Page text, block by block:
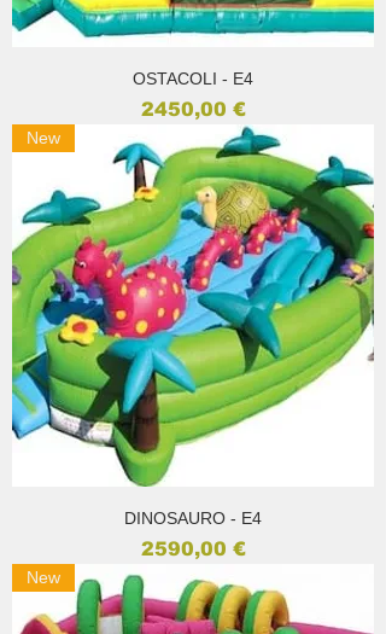
OSTACOLI - E4
Prezzo
2450,00 €
New
DINOSAURO - E4
Prezzo
2590,00 €
New